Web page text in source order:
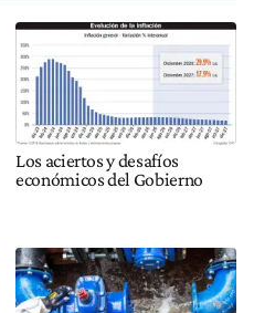
Los aciertos y desafíos
económicos del Gobierno